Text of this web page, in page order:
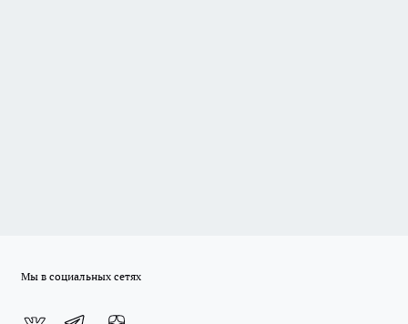
Мы в социальных сетях